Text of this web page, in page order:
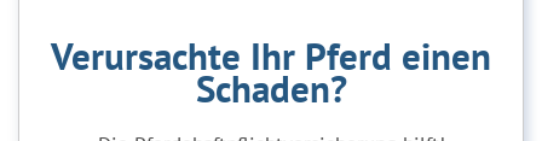
Verursachte Ihr Pferd einen
Schaden?